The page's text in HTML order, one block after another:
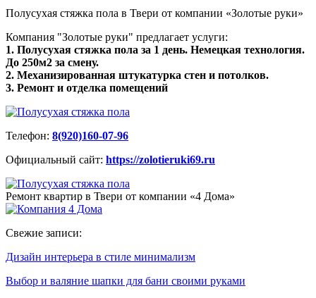
Полусухая стяжка пола в Твери от компании «Золотые руки»
Компания "Золотые руки" предлагает услуги:
1. Полусухая стяжка пола за 1 день. Немецкая технология.
До 250м2 за смену.
2. Механизированная штукатурка стен и потолков.
3. Ремонт и отделка помещений
Телефон: 8(920)160-07-96
Официальный сайт: https://zolotieruki69.ru
Ремонт квартир в Твери от компании «4 Дома»
Свежие записи:
Дизайн интерьера в стиле минимализм
Выбор и валяние шапки для бани своими руками